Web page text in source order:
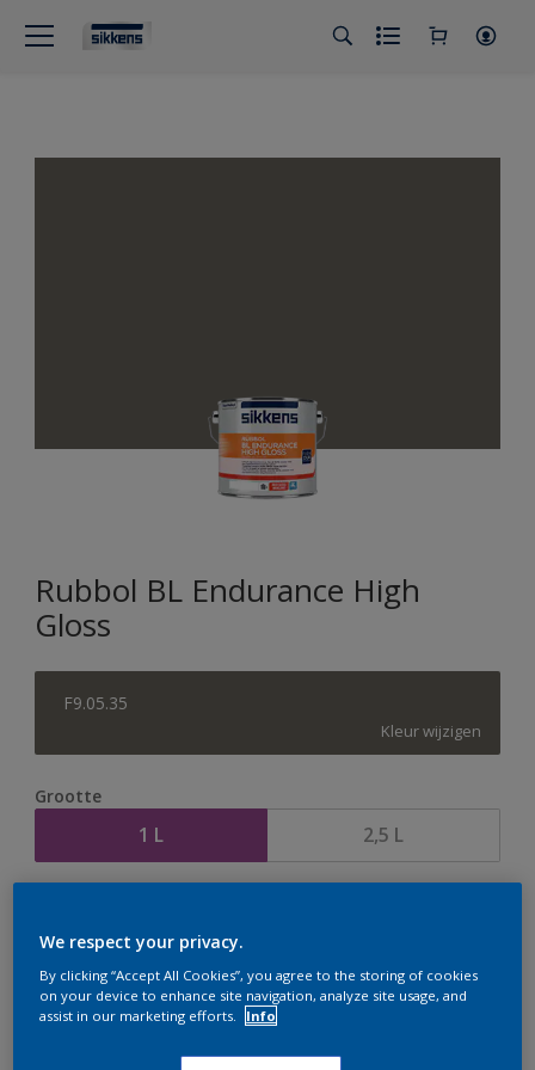
Rubbol BL Endurance High
Gloss
F9.05.35
Kleur wijzigen
Grootte
1 L 2,5 L
te bestellen. Houd de website in de gaten, we werken
We respect your privacy.
By clicking “Accept All Cookies”, you agree to the storing of cookies
on your device to enhance site navigation, analyze site usage, and
assist in our marketing efforts.
Info